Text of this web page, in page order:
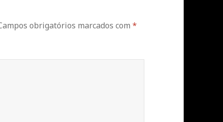
obrigatórios marcados com*